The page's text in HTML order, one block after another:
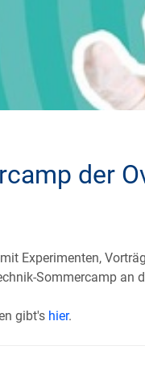
der
Experimenten,
Sommercamp an
gibt's hier.